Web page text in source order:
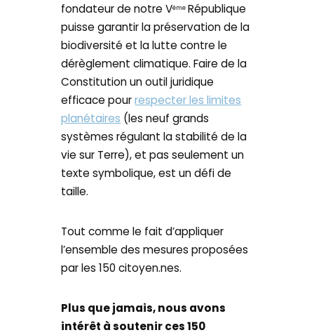
fondateur de notre Vème République
puisse garantir la préservation de la
biodiversité et la lutte contre le
dérèglement climatique. Faire de la
Constitution un outil juridique
efficace pourrespecter les limites
planétaires (les neuf grands
systèmes régulant la stabilité de la
vie sur Terre), et pas seulement un
texte symbolique, est un défi de
taille.
Tout comme le fait d’appliquer
l’ensemble des mesures proposées
par les 150 citoyen.nes.
Plus que jamais, nous avons
intérêt à soutenir ces 150